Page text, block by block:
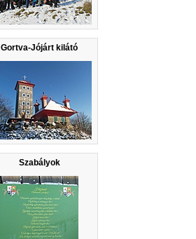
Gortva-Jójárt kilátó
Szabályok